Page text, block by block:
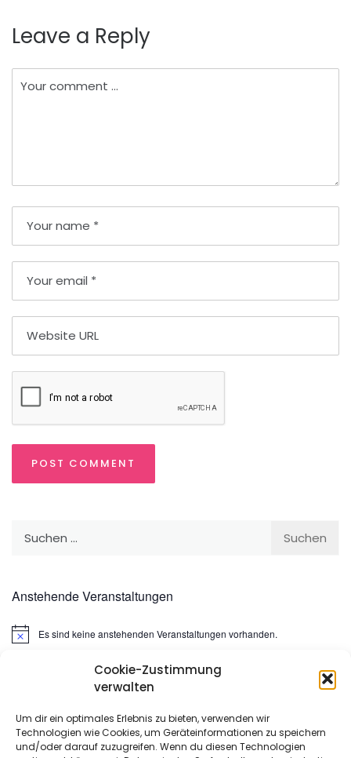
Cookie-Zustimmung
verwalten
Um dir ein optimales Erlebnis zu bieten, verwenden wir
Technologien wie Cookies, um Geräteinformationen zu speichern
und/oder darauf zuzugreifen. Wenn du diesen Technologien
Leave a Reply
Anstehende Veranstaltungen
HinweisEs sind keine anstehenden Veranstaltungen vorhanden.
META